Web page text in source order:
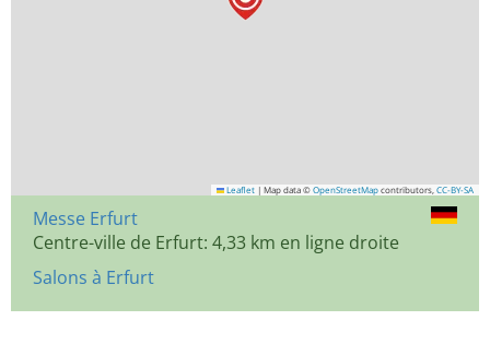
Leaflet | Map data © OpenStreetMap contributors, CC-BY-SA
Messe Erfurt
Centre-ville de Erfurt: 4,33 km en ligne droite
Salons à Erfurt